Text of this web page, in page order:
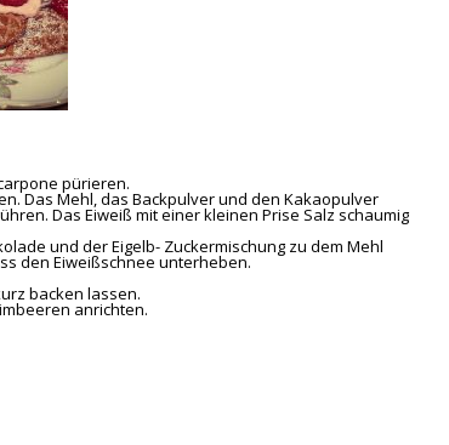
pürieren.
Das Mehl, das Backpulver und den Kakaopulver
Das Eiweiß mit einer kleinen Prise Salz schaumig
und der Eigelb- Zuckermischung zu dem Mehl
den Eiweißschnee unterheben.
backen lassen.
anrichten.